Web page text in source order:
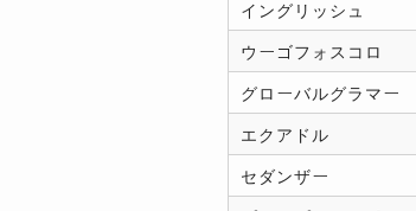
イングリッシュ
ウーゴフォスコロ
グローバルグラマー
エクアドル
セダンザー